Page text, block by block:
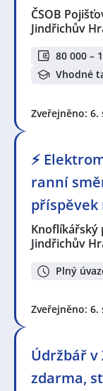
ČSOB
Jindřichův
80 000 –
Vhodné
Zveřejněno: 6.
⚡
ranní
příspěvek
Jindřichův
Plný
Zveřejněno: 6.
Údržbář v
zdarma,